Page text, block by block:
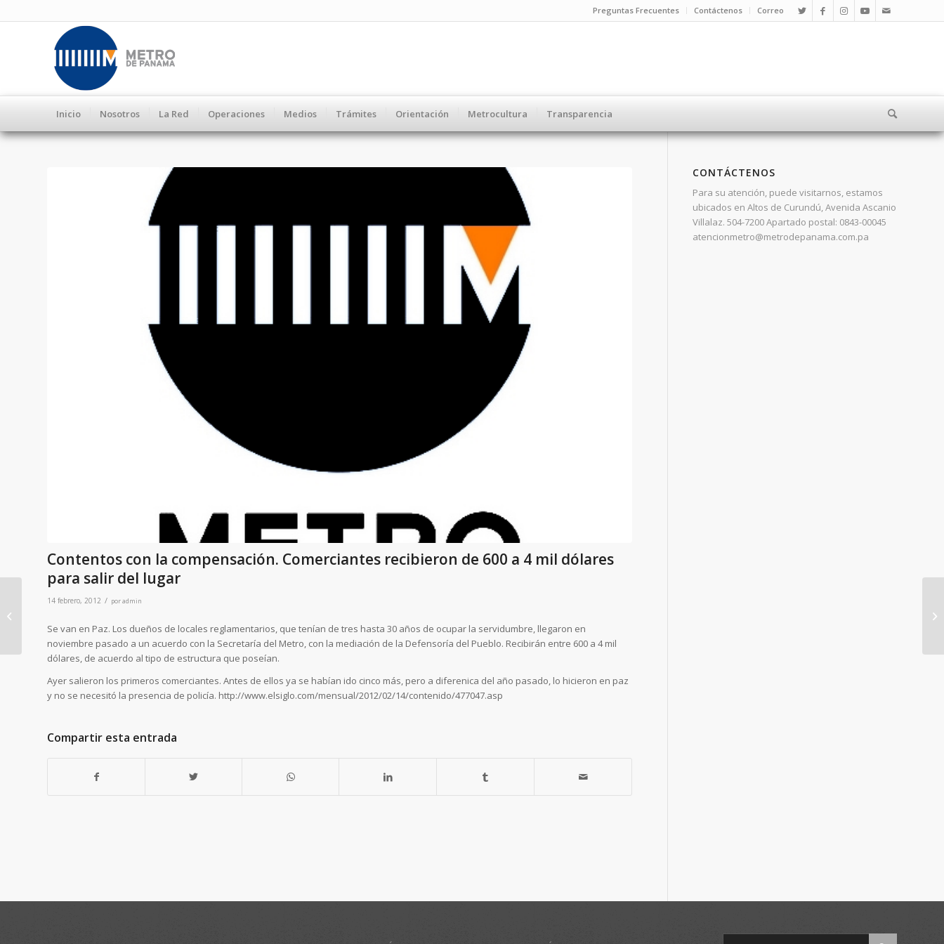
Preguntas Frecuentes Contáctenos Correo
Inicio Nosotros La Red Operaciones Medios Trámites Orientación Metrocultura Transparencia
Contentos con la compensación. Comerciantes recibieron de 600 a 4 mil dólares
para salir del lugar
14 febrero, 2012 / poradmin
Se van en Paz. Los dueños de locales reglamentarios, que tenían de tres hasta 30 años de ocupar la servidumbre, llegaron en
noviembre pasado a un acuerdo con la Secretaría del Metro, con la mediación de la Defensoría del Pueblo. Recibirán entre 600 a 4 mil
dólares, de acuerdo al tipo de estructura que poseían.
Ayer salieron los primeros comerciantes. Antes de ellos ya se habían ido cinco más, pero a diferenica del año pasado, lo hicieron en paz
y no se necesitó la presencia de policía. http://www.elsiglo.com/mensual/2012/02/14/contenido/477047.asp
Compartir esta entrada
CONTÁCTENOS
Para su atención, puede visitarnos, estamos
ubicados en Altos de Curundú, Avenida Ascanio
Villalaz. 504-7200 Apartado postal: 0843-00045
atencionmetro@metrodepanama.com.pa
los principales
beneficios que traerá
el Metro de Pan...